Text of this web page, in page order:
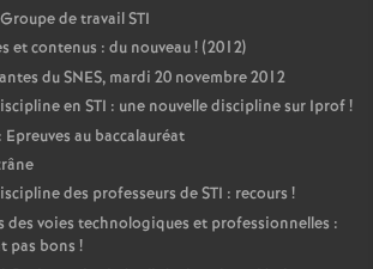
de travail STI
et contenus : du nouveau! (2012)
du SNES, mardi 20 novembre 2012
en STI : une nouvelle discipline sur Iprof!
au baccalauréat
des professeurs de STI : recours !
des voies technologiques et professionnelles :
pas bons !